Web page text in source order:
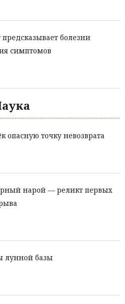
болезни
симптомов
опасную точку невозврата
нарой — реликт первых
лунной базы